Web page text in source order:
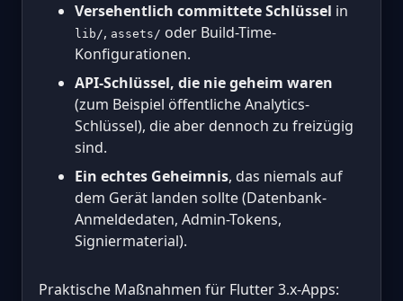
Versehentlich committete Schlüssel in
lib/, assets/ oder Build-Time-
Konfigurationen.
API-Schlüssel, die nie geheim waren
(zum Beispiel öffentliche Analytics-
Schlüssel), die aber dennoch zu freizügig
sind.
Ein echtes Geheimnis, das niemals auf
dem Gerät landen sollte (Datenbank-
Anmeldedaten, Admin-Tokens,
Signiermaterial).
Praktische Maßnahmen für Flutter 3.x-Apps: